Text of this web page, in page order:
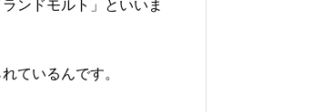
ンドモルト」といいま
ているんです。